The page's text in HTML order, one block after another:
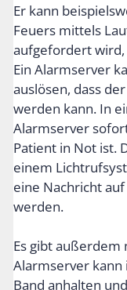
Er kann
Feuers mittels
aufgefordert wird,
Ein Alarmserver
auslösen, dass
werden kann. In
Alarmserver
Patient in Not ist.
einem
eine Nachricht
werden.
Es gibt außerdem
Alarmserver
Band anhalten